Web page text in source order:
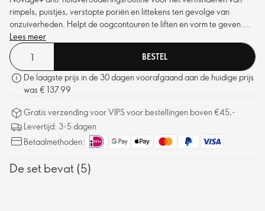
rimpels, puistjes, verstopte poriën en littekens ten gevolge van
onzuiverheden. Helpt de oogcontouren te liften en vorm te geven.
Geformuleerd om superieure huidprestaties te leveren, voor een
vollere huid.
Lees meer
BESTEL
De laagste prijs in de 30 dagen voorafgaand aan de huidige prijs
was € 137.99
Gratis verzending voor VIPS voor bestellingen boven €45,-
Levertijd: 3-5 dagen
Betaalmethoden:
De set bevat (5)